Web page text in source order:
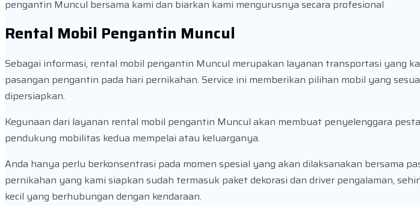
pengantin Muncul bersama kami dan biarkan kami mengurusnya secara profesional
Rental Mobil Pengantin Muncul
Sebagai informasi, rental mobil pengantin Muncul merupakan layanan transportasi yang
pasangan pengantin pada hari pernikahan. Service ini memberikan pilihan mobil yang
dipersiapkan.
Kegunaan dari layanan rental mobil pengantin Muncul akan membuat penyelenggara
pendukung mobilitas kedua mempelai atau keluarganya.
Anda hanya perlu berkonsentrasi pada momen spesial yang akan dilaksanakan bersama
pernikahan yang kami siapkan sudah termasuk paket dekorasi dan driver pengalaman,
kecil yang berhubungan dengan kendaraan.